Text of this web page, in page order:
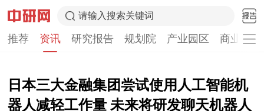
请输入搜索关键词
推荐 资讯 研究报告 规划院 产业园区 商业计
日本三大金融集团尝试使用人工智能机
器人减轻工作量 未来将研发聊天机器人